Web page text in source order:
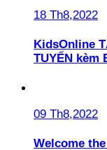
18 Th8,2022
KidsOnline
TUYẾN kèm
09 Th8,2022
Welcome